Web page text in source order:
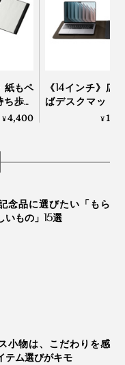
』で、駅の改札へ、
一直線！
、顔写真や名前入
も、カードホルダー
ない日常のなかで、
ーに、あらためて注
気づきました。
底して調査したとこ
行きつきました。
ーリールを開発、頑
用しているから、ぜ
でも重宝しますよ。
リンクのカードキ
いくのですが、
』に入れて首に提げ
紙もペ
歩け
でも書
flex
¥4,400
《14インチ》広
ばデスクマット
る「ノートパソ
¥
念品に選びたい「もら
いもの」15選
小物は、こだわりを感
テム選びがキモ